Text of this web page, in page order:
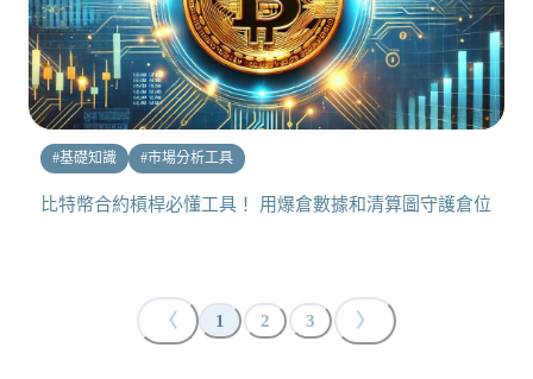
#基礎知識 #市場分析工具
比特幣合約槓桿必懂工具！ 用爆倉數據和清算圖守護倉位
〈 1 2 3 〉